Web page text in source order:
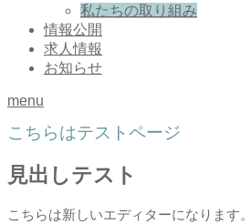
私たちの取り組み
情報公開
求人情報
お知らせ
menu
こちらはテストページ
見出しテスト
こちらは新しいエディターになります。